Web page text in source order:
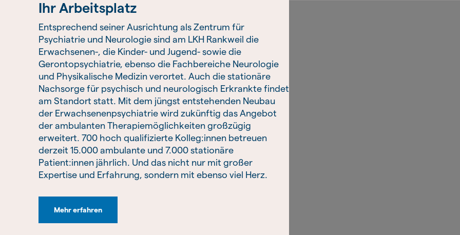
Ihr Arbeitsplatz
Entsprechend seiner Ausrichtung als Zentrum für
Psychiatrie und Neurologie sind am LKH Rankweil die
Erwachsenen-, die Kinder- und Jugend- sowie die
Gerontopsychiatrie, ebenso die Fachbereiche Neurologie
und Physikalische Medizin verortet. Auch die stationäre
Nachsorge für psychisch und neurologisch Erkrankte findet
am Standort statt. Mit dem jüngst entstehenden Neubau
der Erwachsenenpsychiatrie wird zukünftig das Angebot
der ambulanten Therapiemöglichkeiten großzügig
erweitert. 700 hoch qualifizierte Kolleg:innen betreuen
derzeit 15.000 ambulante und 7.000 stationäre
Patient:innen jährlich. Und das nicht nur mit großer
Expertise und Erfahrung, sondern mit ebenso viel Herz.
Mehr erfahren